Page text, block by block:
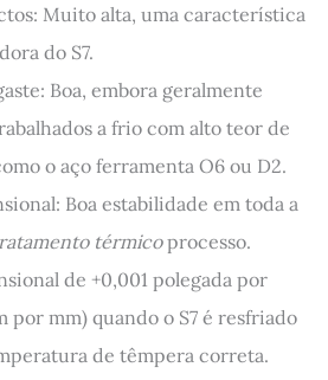
Muito alta, uma característica
do S7.
Boa, embora geralmente
a frio com alto teor de
o aço ferramenta O6 ou D2.
Boa estabilidade em toda a
térmicoprocesso.
de +0,001 polegada por
por mm) quando o S7 é resfriado
de têmpera correta.